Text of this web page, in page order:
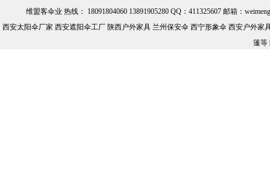
维盟客伞业 热线： 18091804060 13891905280 QQ：411325607 邮箱：
西安太阳伞厂家 西安遮阳伞工厂 陕西户外家具 兰州保安伞 西宁形象伞 西安户外
篷等